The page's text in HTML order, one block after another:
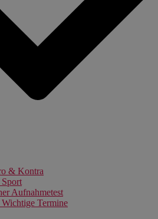
& Kontra
Sport
Aufnahmetest
Termine